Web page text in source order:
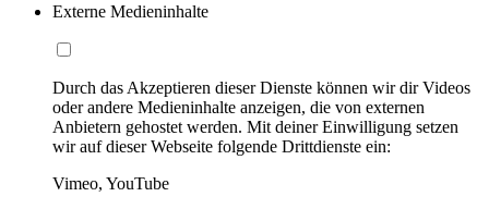
Externe Medieninhalte
Durch das Akzeptieren dieser Dienste können wir dir Videos
oder andere Medieninhalte anzeigen, die von externen
Anbietern gehostet werden. Mit deiner Einwilligung setzen
wir auf dieser Webseite folgende Drittdienste ein:
Vimeo, YouTube